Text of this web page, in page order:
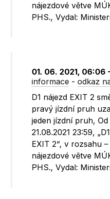
nájezdové větve
PHS., Vydal:
01. 06. 2021, 06:06
informace -odkaz
D1 nájezd EXIT 2
pravý jízdní pruh
jeden jízdní pruh,
21.08.2021 23:59,
EXIT 2“, v rozsahu
nájezdové větve
PHS., Vydal: